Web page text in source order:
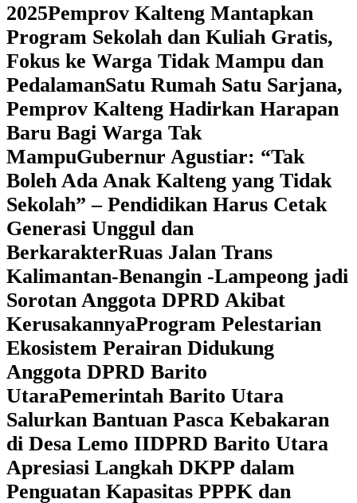
2025‎Pemprov Kalteng Mantapkan
Program Sekolah dan Kuliah Gratis,
Fokus ke Warga Tidak Mampu dan
Pedalaman‎Satu Rumah Satu Sarjana,
Pemprov Kalteng Hadirkan Harapan
Baru Bagi Warga Tak
Mampu‎Gubernur Agustiar: “Tak
Boleh Ada Anak Kalteng yang Tidak
Sekolah” – Pendidikan Harus Cetak
Generasi Unggul dan
BerkarakterRuas Jalan Trans
Kalimantan-Benangin -Lampeong jadi
Sorotan Anggota DPRD Akibat
KerusakannyaProgram Pelestarian
Ekosistem Perairan Didukung
Anggota DPRD Barito
UtaraPemerintah Barito Utara
Salurkan Bantuan Pasca Kebakaran
di Desa Lemo IIDPRD Barito Utara
Apresiasi Langkah DKPP dalam
Penguatan Kapasitas PPPK dan